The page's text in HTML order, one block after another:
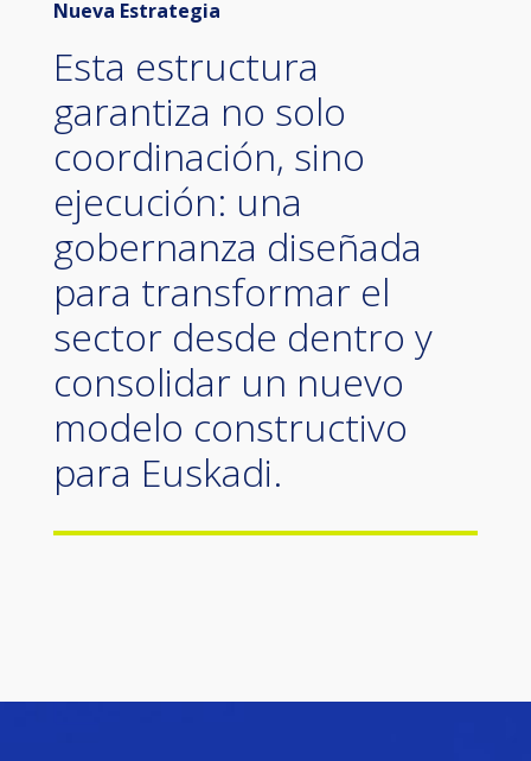
Nueva Estrategia
Esta estructura
garantiza no solo
coordinación, sino
ejecución: una
gobernanza diseñada
para transformar el
sector desde dentro y
consolidar un nuevo
modelo constructivo
para Euskadi.